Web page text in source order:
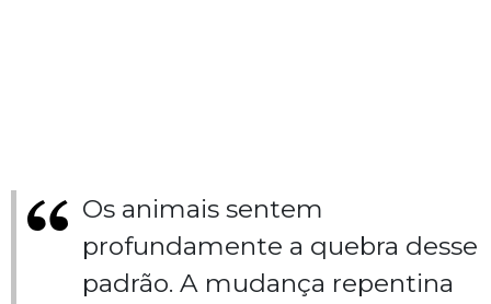
Os animais sentem
profundamente a quebra desse
padrão. A mudança repentina